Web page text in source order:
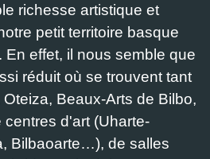
richesse artistique et
petit territoire basque
En effet, il nous semble que
réduit où se trouvent tant
Beaux-Arts de Bilbo,
d'art (Uharte-
Bilbaoarte…), de salles